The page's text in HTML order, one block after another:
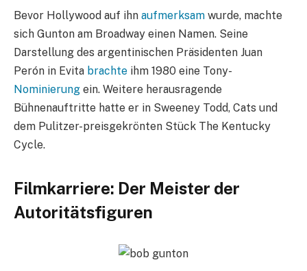
Bevor Hollywood auf ihn aufmerksam wurde, machte
sich Gunton am Broadway einen Namen. Seine
Darstellung des argentinischen Präsidenten Juan
Perón in Evita brachte ihm 1980 eine Tony-
Nominierung ein. Weitere herausragende
Bühnenauftritte hatte er in Sweeney Todd, Cats und
dem Pulitzer-preisgekrönten Stück The Kentucky
Cycle.
Filmkarriere: Der Meister der
Autoritätsfiguren